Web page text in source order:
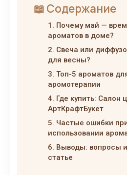
📖 Содержание
1. Почему май —
ароматов в доме?
2. Свеча или
для весны?
3. Топ-5 ароматов
аромотерапии
4. Где купить: Салон
АртКрафтБукет
5. Частые ошибки
использовании
6. Выводы: вопросы
статье